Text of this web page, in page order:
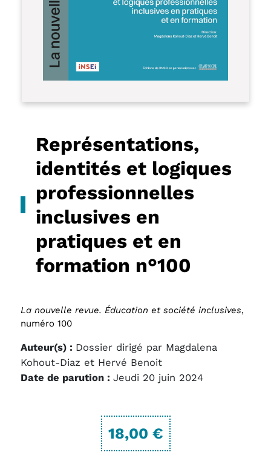
Représentations,
identités et logiques
professionnelles
inclusives en
pratiques et en
formation n°100
La nouvelle revue. Éducation et société inclusives,
numéro 100
Auteur(s) : Dossier dirigé par Magdalena
Kohout-Diaz et Hervé Benoit
Date de parution : Jeudi 20 juin 2024
18,00 €